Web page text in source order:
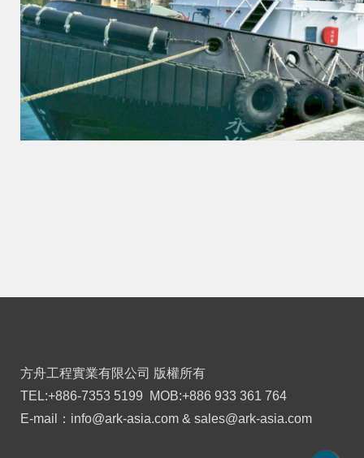
方舟工程實業有限公司 版權所有
TEL:+886-7353 5199 MOB:+886 933 361 764
E-mail： info@ark-asia.com & sales@ark-asia.com